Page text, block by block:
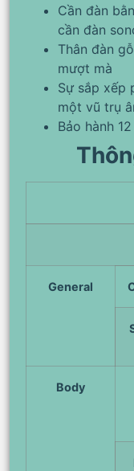
Cần đàn
cần đàn
Thân đàn
mượt mà
Sự sắp xếp
một vũ trụ
Bảo hành
General
Body